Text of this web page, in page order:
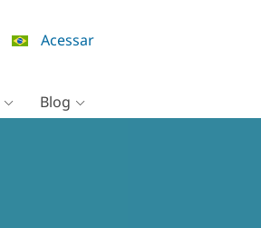
Acessar
Blog